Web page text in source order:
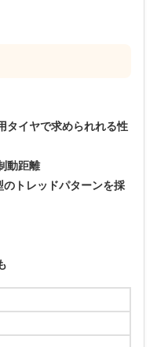
タイヤで求められれる性
動距離
のトレッドパターンを採